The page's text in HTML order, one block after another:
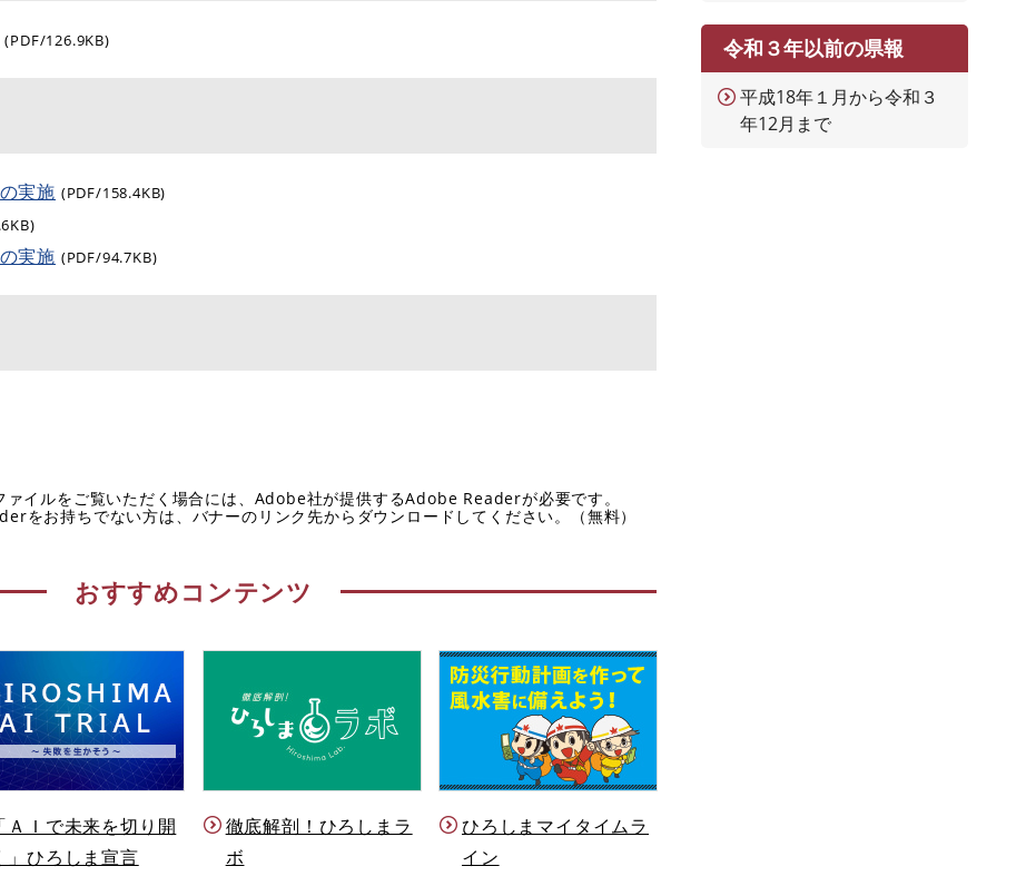
(PDF/126.9KB)
実施 (PDF/158.4KB)
実施 (PDF/94.7KB)
ァイルをご覧いただく場合には、Adobe社が提供するAdobe Readerが必要です。
をお持ちでない方は、バナーのリンク先からダウンロードしてください。（無料）
おすすめコンテンツ
「ＡＩで未来を切り開
」ひろしま宣言
徹底解剖！ひろしまラ
ボ
ひろしまマイタイムラ
イン
令和３年以前の県報
平成18年１月から令和３
年12月まで